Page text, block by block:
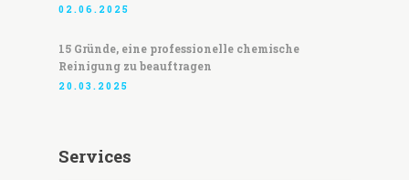
02.06.2025
15 Gründe, eine professionelle chemische
Reinigung zu beauftragen
20.03.2025
Services